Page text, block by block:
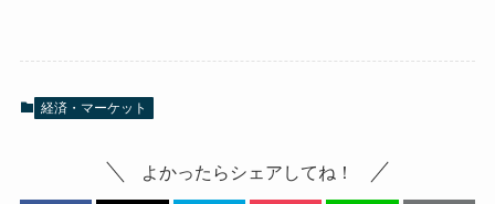
経済・マーケット
よかったらシェアしてね！